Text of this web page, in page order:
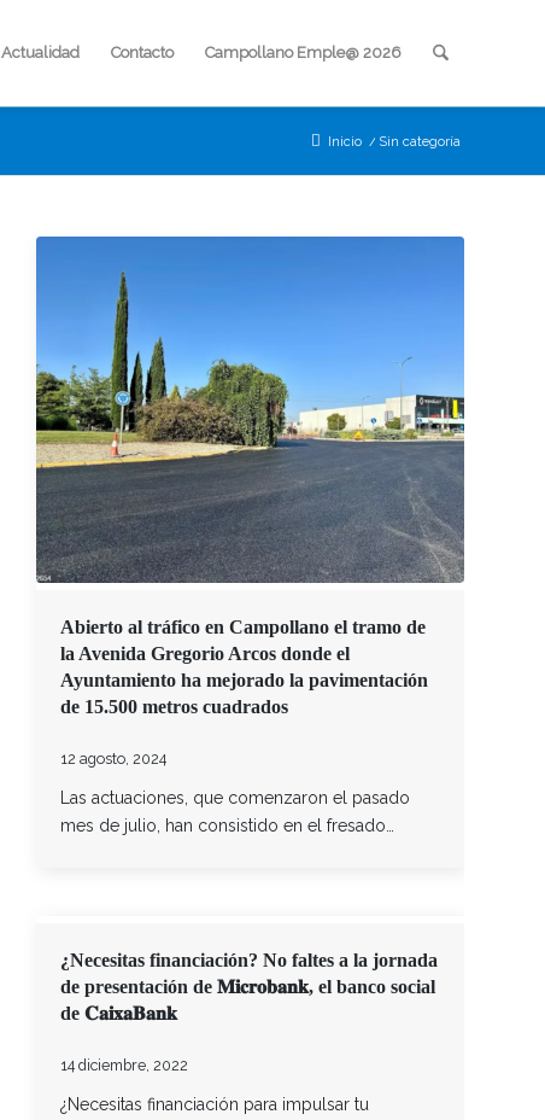
Actualidad Contacto Campollano Emple@ 2026
Inicio / Sin categoría
Abierto al tráfico en Campollano el tramo de
la Avenida Gregorio Arcos donde el
Ayuntamiento ha mejorado la pavimentación
de 15.500 metros cuadrados
12 agosto, 2024
Las actuaciones, que comenzaron el pasado
mes de julio, han consistido en el fresado…
¿Necesitas financiación? No faltes a la jornada
de presentación de 𝐌𝐢𝐜𝐫𝐨𝐛𝐚𝐧𝐤, el banco social
de 𝐂𝐚𝐢𝐱𝐚𝐁𝐚𝐧𝐤
14 diciembre, 2022
¿Necesitas financiación para impulsar tu